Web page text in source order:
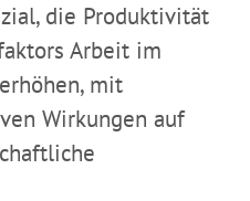
die Produktivität
Arbeit im
mit
Wirkungen auf